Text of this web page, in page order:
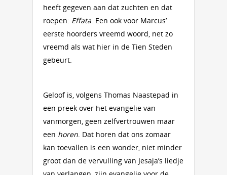
heeft gegeven aan dat zuchten en dat
roepen: Effata. Een ook voor Marcus’
eerste hoorders vreemd woord, net zo
vreemd als wat hier in de Tien Steden
gebeurt.
Geloof is, volgens Thomas Naastepad in
een preek over het evangelie van
vanmorgen, geen zelfvertrouwen maar
een horen. Dat horen dat ons zomaar
kan toevallen is een wonder, niet minder
groot dan de vervulling van Jesaja’s liedje